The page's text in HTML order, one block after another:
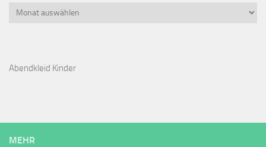
Archiv
Abendkleid Kinder
MEHR